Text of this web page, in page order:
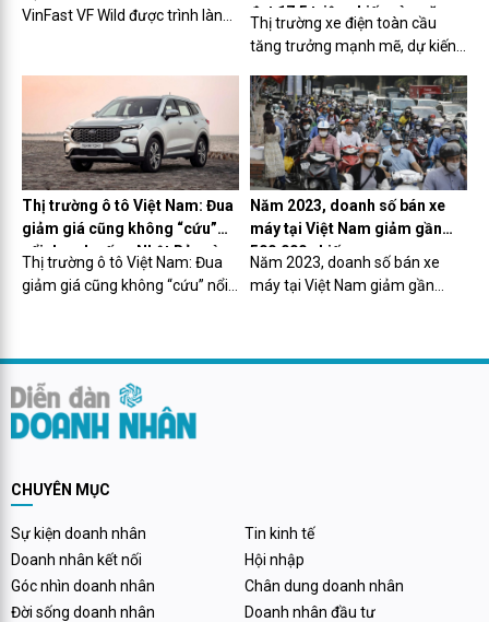
VinFast VF Wild được trình làng
đạt 17,5 triệu chiếc vào năm
2024
Thị trường xe điện toàn cầu
tăng trưởng mạnh mẽ, dự kiến
2024
Thị trường ô tô Việt Nam: Đua
giảm giá cũng không “cứu”
nổi doanh số xe Nhật Bản và
Hàn Quốc, Ford nổi thành hiện
tượng
Thị trường ô tô Việt Nam: Đua
giảm giá cũng không “cứu” nổi
Năm 2023, doanh số bán xe
máy tại Việt Nam giảm gần
500.000 chiếc
Năm 2023, doanh số bán xe
máy tại Việt Nam giảm gần
CHUYÊN MỤC
Sự kiện doanh nhân
Tin kinh tế
Doanh nhân kết nối
Hội nhập
Góc nhìn doanh nhân
Chân dung doanh nhân
Đời sống doanh nhân
Doanh nhân đầu tư